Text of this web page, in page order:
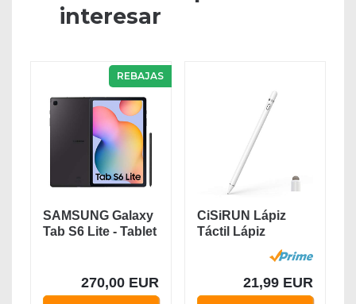
interesar
REBAJAS
SAMSUNG Galaxy
Tab S6 Lite - Tablet
270,00 EUR
CiSiRUN Lápiz
Táctil Lápiz
Capacitivo para
21,99 EUR